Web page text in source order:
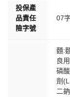
投保產
品責任
險字號
07
麵:
良
磷
劑
二